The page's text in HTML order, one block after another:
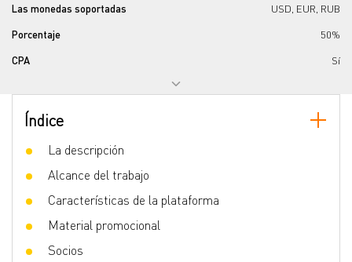
Índice
La descripción
Alcance del trabajo
Características de la plataforma
Material promocional
Socios
Las monedas soportadas USD, EUR, RUB
Porcentaje 50%
CPA Sí
Los métodos de retiro
Payout frequency
Negative Carry
Bunding
Min Payout